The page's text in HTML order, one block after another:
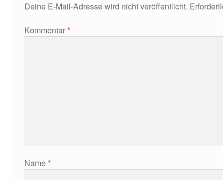
Deine E-Mail-Adresse wird nicht veröffentlicht.
Kommentar*
Name*